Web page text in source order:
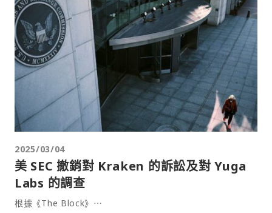
2025/03/04
美 SEC 撤銷對 Kraken 的訴訟及對 Yuga
Labs 的調查
根據《The Block》⋯